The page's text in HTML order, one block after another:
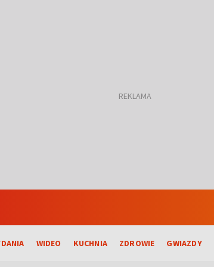
WIDEO KUCHNIA ZDROWIE GWIAZDY